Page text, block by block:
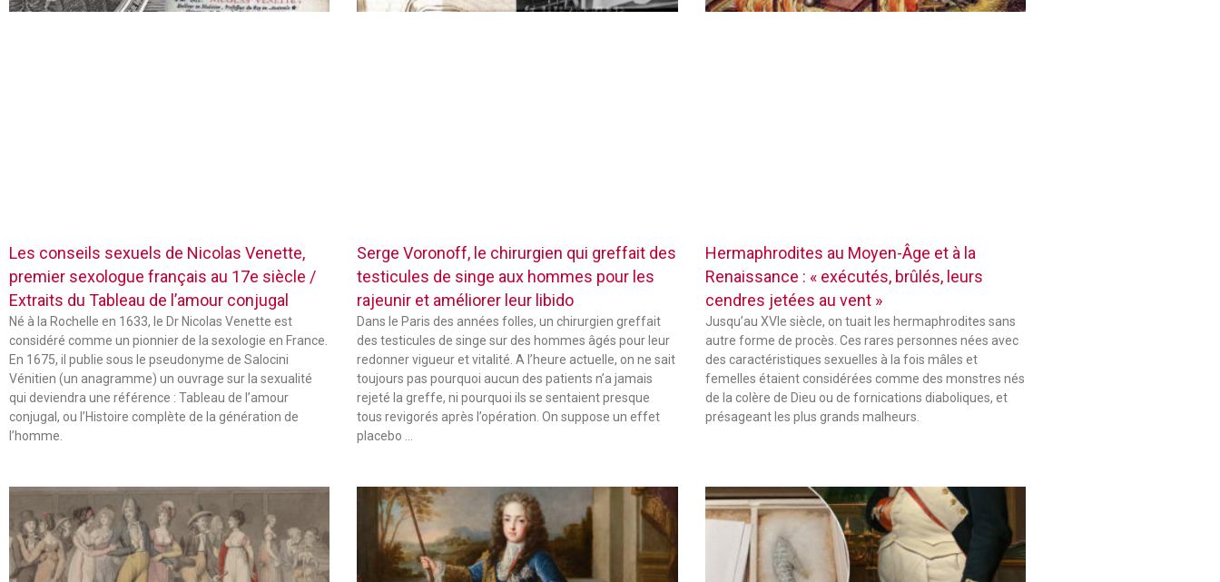
Les conseils sexuels de Nicolas Venette,
premier sexologue français au 17e siècle /
Extraits du Tableau de l’amour conjugal
Né à la Rochelle en 1633, le Dr Nicolas Venette est
considéré comme un pionnier de la sexologie en France.
En 1675, il publie sous le pseudonyme de Salocini
Vénitien (un anagramme) un ouvrage sur la sexualité
qui deviendra une référence : Tableau de l’amour
conjugal, ou l’Histoire complète de la génération de
l’homme.
Serge Voronoff, le chirurgien qui greffait des
testicules de singe aux hommes pour les
rajeunir et améliorer leur libido
Dans le Paris des années folles, un chirurgien greffait
des testicules de singe sur des hommes âgés pour leur
redonner vigueur et vitalité. A l’heure actuelle, on ne sait
toujours pas pourquoi aucun des patients n’a jamais
rejeté la greffe, ni pourquoi ils se sentaient presque
tous revigorés après l’opération. On suppose un effet
placebo …
Hermaphrodites au Moyen-Âge et à la
Renaissance : « exécutés, brûlés, leurs
cendres jetées au vent »
Jusqu’au XVIe siècle, on tuait les hermaphrodites sans
autre forme de procès. Ces rares personnes nées avec
des caractéristiques sexuelles à la fois mâles et
femelles étaient considérées comme des monstres nés
de la colère de Dieu ou de fornications diaboliques, et
présageant les plus grands malheurs.